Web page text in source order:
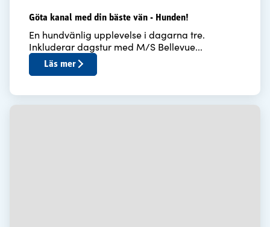
Göta kanal med din bäste vän - Hunden!
En hundvänlig upplevelse i dagarna tre.
Inkluderar dagstur med M/S Bellevue...
Läs mer